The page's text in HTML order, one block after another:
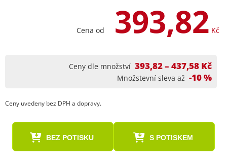
Cena od 393,82 Kč
Ceny dle množství 393,82 – 437,58 Kč
Množstevní sleva až -10 %
Ceny uvedeny bez DPH a dopravy.
BEZ POTISKU S POTISKEM